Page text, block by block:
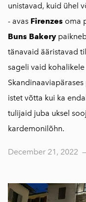
unistavad, kuid ühel
- avas Firenzes oma
Buns Bakery
tänavaid ääristavad
sageli vaid
istet võtta kui ka
tulijaid juba uksel
kardemonilõhn.
December 21, 2022 —